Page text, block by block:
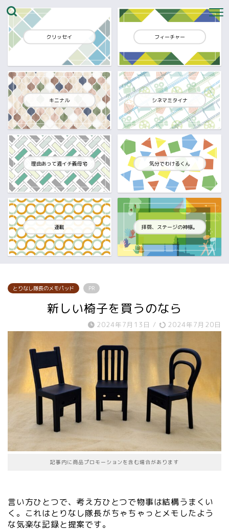
クリッセイ フィーチャー
キニナル シネマミタイナ
理由あって週イチ義母宅 気分でわけるくん
連載 拝啓、ステージの神様。
とりなし隊長のメモパッド PR
新しい椅子を買うのなら
2024年7月13日 / 2024年7月20日
記事内に商品プロモーションを含む場合があります
言い方ひとつで、考え方ひとつで物事は結構うまくい
く。これはとりなし隊長がちゃちゃっとメモしたよう
な気楽な記録と提案です。